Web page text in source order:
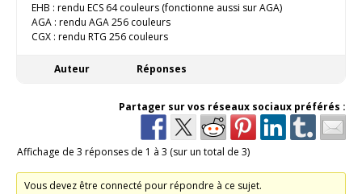
EHB : rendu ECS 64 couleurs (fonctionne aussi sur AGA)
AGA : rendu AGA 256 couleurs
CGX : rendu RTG 256 couleurs
Auteur Réponses
Partager sur vos réseaux sociaux préférés :
Affichage de 3 réponses de 1 à 3 (sur un total de 3)
Vous devez être connecté pour répondre à ce sujet.